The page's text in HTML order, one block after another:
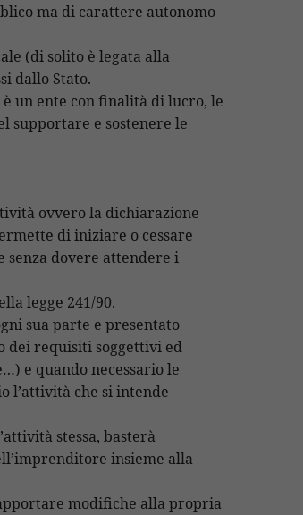
ma di carattere autonomo
(di solito è legata alla
dallo Stato.
un ente con finalità di lucro, le
supportare e sostenere le
ovvero la dichiarazione
di iniziare o cessare
dovere attendere i
legge 241/90.
sua parte e presentato
dei requisiti soggettivi ed
e quando necessario le
l’attività che si intende
stessa, basterà
insieme alla
modifiche alla propria